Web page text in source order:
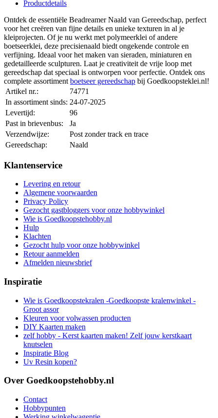
Productdetails
Ontdek de essentiële Beadreamer Naald van Gereedschap, perfect
voor het creëren van fijne details en unieke texturen in al je
kleiprojecten. Of je nu werkt met polymeerklei of andere
boetseerklei, deze precisienaald biedt ongekende controle en
verfijning. Ideaal voor het maken van sieraden, miniaturen en
gedetailleerde sculpturen. Laat je creativiteit de vrije loop met
gereedschap dat speciaal is ontworpen voor perfectie. Ontdek ons
complete assortiment boetseer gereedschap bij Goedkoopsteklei.nl!
Artikel nr.:
74771
In assortiment sinds: 24-07-2025
Levertijd:
96
Past in brievenbus:
Ja
Verzendwijze:
Post zonder track en trace
Gereedschap:
Naald
Klantenservice
Levering en retour
Algemene voorwaarden
Privacy Policy
Gezocht gastbloggers voor onze hobbywinkel
Wie is Goedkoopstehobby.nl
Hulp
Klachten
Gezocht hulp voor onze hobbywinkel
Retour aanmelden
Afmelden nieuwsbrief
Inspiratie
Wie is Goedkoopstekralen -Goedkoopste kralenwinkel -
Groot assor
Kleuren voor volwassen producten
DIY Kaarten maken
zelf hobby - Kerst kaarten maken! Zelf jouw kerstkaart
knutselen
Inspiratie Blog
Uv Resin kopen?
Over Goedkoopstehobby.nl
Contact
Hobbypunten